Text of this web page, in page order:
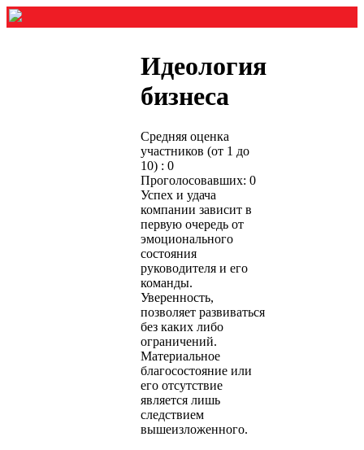
Идеология
бизнеса
Средняя оценка
участников (от 1 до
10) : 0
Проголосовавших: 0
Успех и удача
компании зависит в
первую очередь от
эмоционального
состояния
руководителя и его
команды.
Уверенность,
позволяет развиваться
без каких либо
ограничений.
Материальное
благосостояние или
его отсутствие
является лишь
следствием
вышеизложенного.